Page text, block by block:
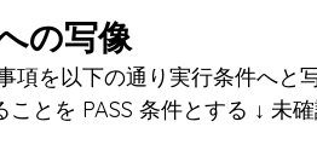
の写像
を以下の通り実行条件へと写
とを PASS 条件とする ↓ 未